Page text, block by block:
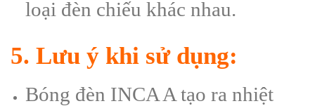
loại đèn chiếu khác nhau.
5. Lưu ý khi sử dụng:
Bóng đèn INCA A tạo ra nhiệt